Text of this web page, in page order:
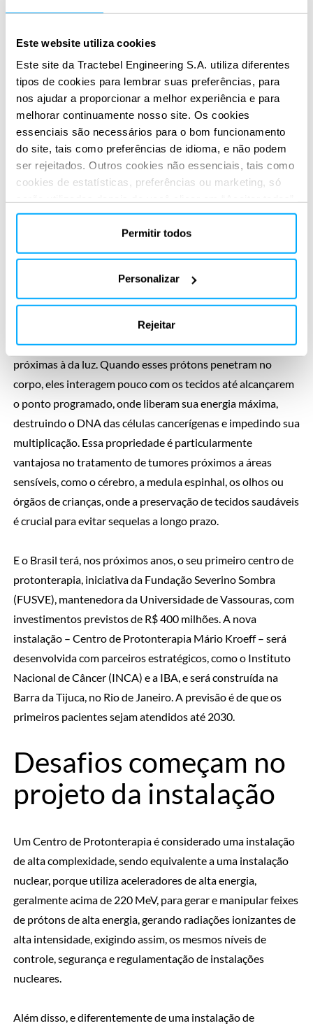
Este website utiliza cookies
Este site da Tractebel Engineering S.A. utiliza diferentes
tipos de cookies para lembrar suas preferências, para
nos ajudar a proporcionar a melhor experiência e para
melhorar continuamente nosso site. Os cookies
essenciais são necessários para o bom funcionamento
do site, tais como preferências de idioma, e não podem
ser rejeitados. Outros cookies não essenciais, tais como
cookies de estatísticas, preferências ou marketing, só
Para obter mais informações, leia nossa política de
cookies na seção “Sobre” e na parte inferior do nosso
site.
Permitir todos
Personalizar
Rejeitar
(fótons), que liberam energia ao longo de todo o trajeto no
saudáveis ao redor, a protonterapia tem uma característica
física única chamada pico de Bragg, que permite depositar a
maior parte da energia exatamente no local do tumor,
minimizando danos às estruturas adjacentes.
O tratamento começa com um planejamento detalhado,
utilizando imagens de ressonância magnética ou tomografia
computadorizada para mapear a localização exata do tumor
e suas relações com órgãos vitais. Com esses dados, uma
equipe multidisciplinar – composta por radio-oncologistas,
liberada precisamente na profundidade do tumor.
Os prótons são acelerados em equipamentos como
ciclotrons ou sincrotrons até atingirem velocidades
próximas à da luz. Quando esses prótons penetram no
corpo, eles interagem pouco com os tecidos até alcançarem
o ponto programado, onde liberam sua energia máxima,
destruindo o DNA das células cancerígenas e impedindo sua
multiplicação. Essa propriedade é particularmente
vantajosa no tratamento de tumores próximos a áreas
sensíveis, como o cérebro, a medula espinhal, os olhos ou
órgãos de crianças, onde a preservação de tecidos saudáveis
é crucial para evitar sequelas a longo prazo.
E o Brasil terá, nos próximos anos, o seu primeiro centro de
protonterapia, iniciativa da Fundação Severino Sombra
(FUSVE), mantenedora da Universidade de Vassouras, com
investimentos previstos de R$ 400 milhões. A nova
instalação – Centro de Protonterapia Mário Kroeff – será
desenvolvida com parceiros estratégicos, como o Instituto
Nacional de Câncer (INCA) e a IBA, e será construída na
Barra da Tijuca, no Rio de Janeiro. A previsão é de que os
primeiros pacientes sejam atendidos até 2030.
Desafios começam no
projeto da instalação
Um Centro de Protonterapia é considerado uma instalação
de alta complexidade, sendo equivalente a uma instalação
nuclear, porque utiliza aceleradores de alta energia,
geralmente acima de 220 MeV, para gerar e manipular feixes
de prótons de alta energia, gerando radiações ionizantes de
alta intensidade, exigindo assim, os mesmos níveis de
controle, segurança e regulamentação de instalações
nucleares.
Além disso, e diferentemente de uma instalação de